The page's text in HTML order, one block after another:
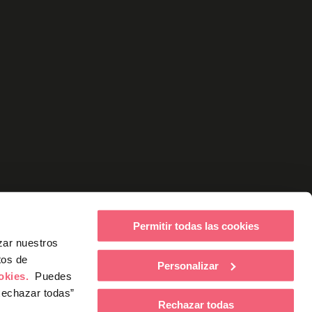
nuestros
de
Puedes
todas”
Permitir todas las cookies
Personalizar
Rechazar todas